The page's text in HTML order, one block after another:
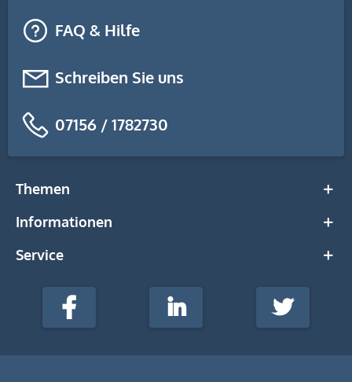
FAQ & Hilfe
Schreiben Sie uns
07156 / 1782730
Themen
Informationen
Service
stempel-
Media
Facebook LinkedIn Twitter